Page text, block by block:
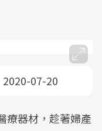
2020-07-20
療器材，趁著婦產